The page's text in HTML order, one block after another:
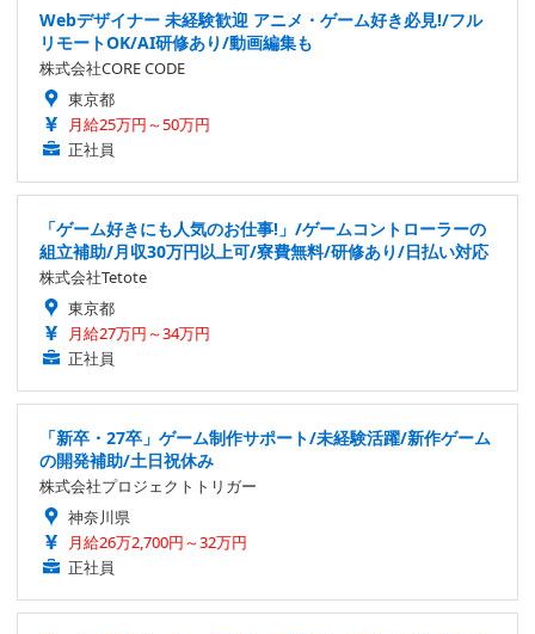
Webデザイナー 未経験歓迎 アニメ・ゲーム好き必見!/フル
リモートOK/AI研修あり/動画編集も
株式会社CORE CODE
東京都
月給25万円～50万円
正社員
「ゲーム好きにも人気のお仕事!」/ゲームコントローラーの
組立補助/月収30万円以上可/寮費無料/研修あり/日払い対応
株式会社Tetote
東京都
月給27万円～34万円
正社員
「新卒・27卒」ゲーム制作サポート/未経験活躍/新作ゲーム
の開発補助/土日祝休み
株式会社プロジェクトトリガー
神奈川県
月給26万2,700円～32万円
正社員